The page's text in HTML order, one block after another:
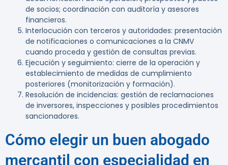
de socios; coordinación con auditoría y asesores
financieros.
Interlocución con terceros y autoridades: presentación
de notificaciones o comunicaciones a la CNMV
cuando proceda y gestión de consultas previas.
Ejecución y seguimiento: cierre de la operación y
establecimiento de medidas de cumplimiento
posteriores (monitorización y formación).
Resolución de incidencias: gestión de reclamaciones
de inversores, inspecciones y posibles procedimientos
sancionadores.
Cómo elegir un buen abogado
mercantil con especialidad en